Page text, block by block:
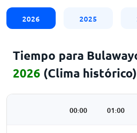
2026 2025
Tiempo para
2026 (Clima histórico)
00:00 01:00